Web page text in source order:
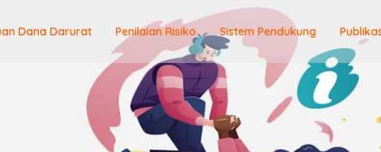
Dana Darurat Penilaian Risiko Sistem Pendukung